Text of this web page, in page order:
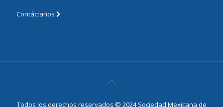
Contáctanos
Todos los derechos reservados © 2024 Sociedad Mexicana de